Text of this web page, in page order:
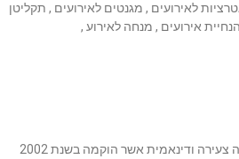
לאירועים , מגנטים לאירועים , תקליטן
אירועים , מנחה לאירוע ,
פתרונות באירועים” הינה חברה צעירה ודינאמית אשר הוקמה בשנת 2002